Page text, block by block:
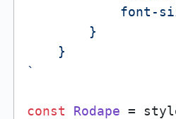
font-
        }
    }
`
const Rodape =